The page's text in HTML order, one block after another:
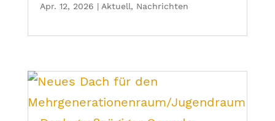
Apr. 12, 2026 | Aktuell, Nachrichten